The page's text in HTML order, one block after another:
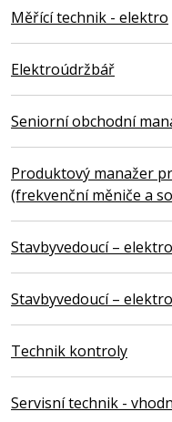
Měřící technik - elektro
Elektroúdržbář
Seniorní obchodní
Produktový manažer
(frekvenční měniče a
Stavbyvedoucí – elektro
Stavbyvedoucí – elektro
Technik kontroly
Servisní technik -